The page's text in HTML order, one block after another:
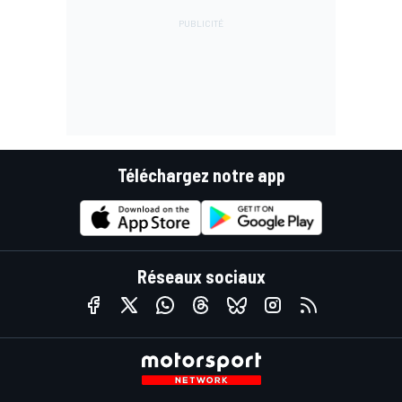
Téléchargez notre app
Réseaux sociaux